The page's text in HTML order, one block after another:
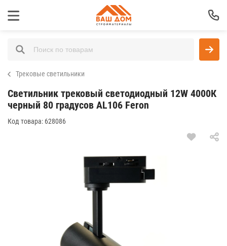
Трековые светильники
Светильник трековый светодиодный 12W 4000К
черный 80 градусов AL106 Feron
Код товара: 628086